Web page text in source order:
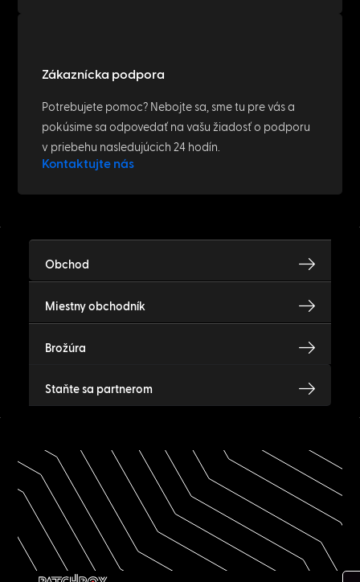
Zákaznícka podpora
Potrebujete pomoc? Nebojte sa, sme tu pre vás a
pokúsime sa odpovedať na vašu žiadosť o podporu
v priebehu nasledujúcich 24 hodín.
Kontaktujte nás
Obchod
Miestny obchodník
Brožúra
Staňte sa partnerom